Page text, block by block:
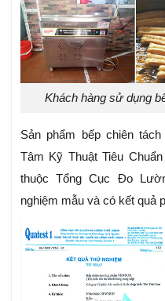
Khách hàng sử dụng
Sản phẩm bếp chiên
Tâm Kỹ Thuật Tiêu
thuộc Tổng Cục Đo
nghiệm mẫu và có kết quả